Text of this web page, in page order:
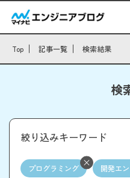
Top 記事一覧 検索結果
検
絞り込みキーワード
プログラミング 開発エ